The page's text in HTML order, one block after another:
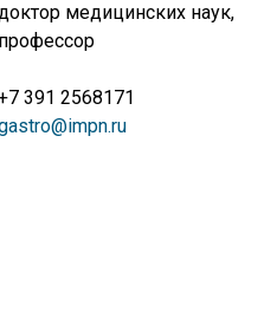
медицинских наук,
профессор
391 2568171